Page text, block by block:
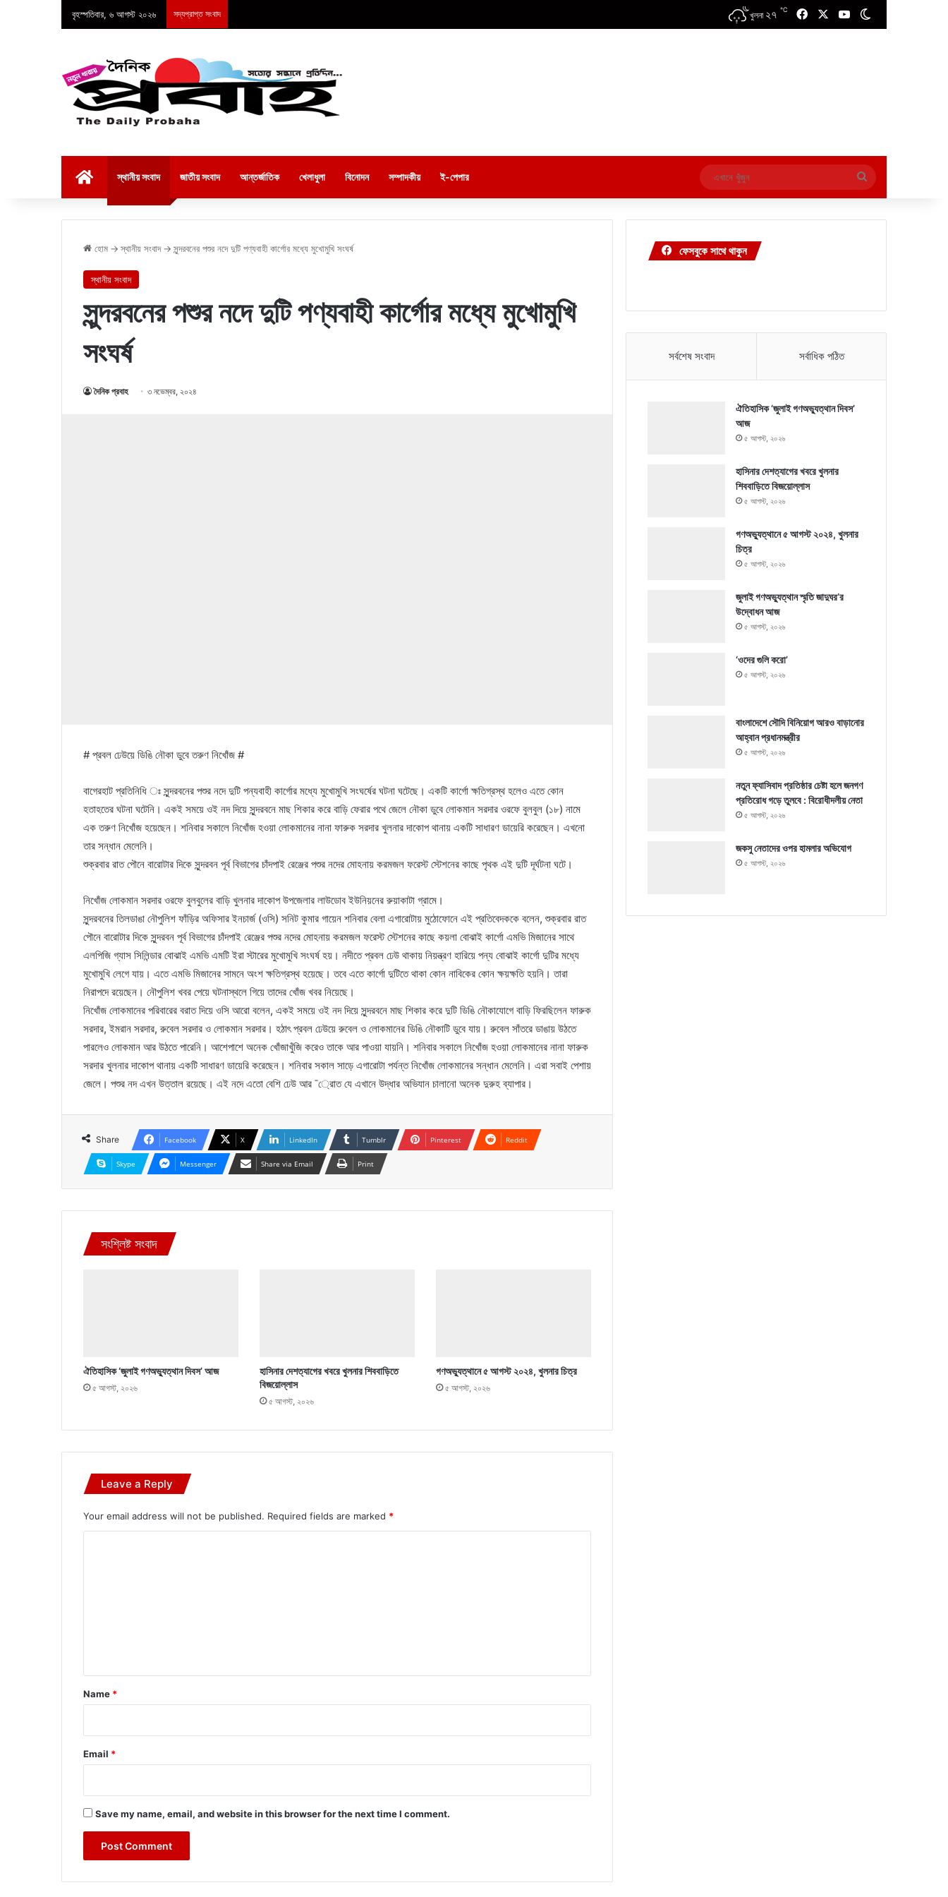
বৃহস্পতিবার, ৬ আগস্ট ২০২৬ সদ্যপ্রাপ্ত সংবাদ খুলনা ২৭ ℃ FacebookYouTube
স্থানীয় সংবাদ জাতীয় সংবাদ আন্তর্জাতিক খেলাধুলা বিনোদন সম্পাদকীয় ই-পেপার
এখানে
খুঁজুন
হোম → স্থানীয় সংবাদ → সুন্দরবনের পশুর নদে দুটি পণ্যবাহী কার্গোর মধ্যে মুখোমুখি সংঘর্ষ
স্থানীয় সংবাদ
সুন্দরবনের পশুর নদে দুটি পণ্যবাহী কার্গোর মধ্যে মুখোমুখি
সংঘর্ষ
দৈনিক প্রবাহ ৩ নভেম্বর, ২০২৪
# প্রবল ঢেউয়ে ডিঙি নৌকা ডুবে তরুণ নিখোঁজ #
বাগেরহাট প্রতিনিধি ঃ সুন্দরবনের পশুর নদে দুটি পন্যবাহী কার্গোর মধ্যে মুখোমুখি সংঘর্ষের ঘটনা ঘটেছে। একটি কার্গো ক্ষতিগ্রস্থ হলেও এতে কোন
হতাহতের ঘটনা ঘটেনি। একই সময়ে ওই নদ দিয়ে সুন্দরবনে মাছ শিকার করে বাড়ি ফেরার পথে জেলে নৌকা ডুবে লোকমান সরদার ওরফে বুলবুল (১৮) নামে
এক তরুণ নিখোঁজ হয়েছেন। শনিবার সকালে নিখোঁজ হওয়া লোকমানের নানা ফারুক সরদার খুলনার দাকোপ থানায় একটি সাধারণ ডায়েরি করেছেন। এখনো
তার সন্ধান মেলেনি।
শুক্রবার রাত পৌনে বারোটার দিকে সুন্দরবন পূর্ব বিভাগের চাঁদপাই রেঞ্জের পশুর নদের মোহনায় করমজল ফরেস্ট স্টেশনের কাছে পৃথক এই দুটি দূর্ঘটনা ঘটে।
নিখোঁজ লোকমান সরদার ওরফে বুলবুলের বাড়ি খুলনার দাকোপ উপজেলার লাউডোব ইউনিয়নের রুয়াকাটা গ্রামে।
সুন্দরবনের তিলডাঙা নৌপুলিশ ফাঁড়ির অফিসার ইনচার্জ (ওসি) সনিট কুমার গায়েন শনিবার বেলা এগারোটায় মুঠোফোনে এই প্রতিবেদককে বলেন, শুক্রবার রাত
পৌনে বারোটার দিকে সুন্দরবন পূর্ব বিভাগের চাঁদপাই রেঞ্জের পশুর নদের মোহনায় করমজল ফরেস্ট স্টেশনের কাছে কয়লা বোঝাই কার্গো এমভি মিজানের সাথে
এলপিজি গ্যাস সিলিন্ডার বোঝাই এমভি এমটি ইরা স্টারের মুখোমুখি সংঘর্ষ হয়। নদীতে প্রবল ঢেউ থাকায় নিয়ন্ত্রণ হারিয়ে পন্য বোঝাই কার্গো দুটির মধ্যে
মুখোমুখি লেগে যায়। এতে এমভি মিজানের সামনে অংশ ক্ষতিগ্রস্থ হয়েছে। তবে এতে কার্গো দুটিতে থাকা কোন নাবিকের কোন ক্ষয়ক্ষতি হয়নি। তারা
নিরাপদে রয়েছেন। নৌপুলিশ খবর পেয়ে ঘটনাস্থলে গিয়ে তাদের খোঁজ খবর নিয়েছে।
নিখোঁজ লোকমানের পরিবারের বরাত দিয়ে ওসি আরো বলেন, একই সময়ে ওই নদ দিয়ে সুন্দরবনে মাছ শিকার করে দুটি ডিঙি নৌকাযোগে বাড়ি ফিরছিলেন ফারুক
সরদার, ইমরান সরদার, রুবেল সরদার ও লোকমান সরদার। হঠাৎ প্রবল ঢেউয়ে রুবেল ও লোকমানের ডিঙি নৌকাটি ডুবে যায়। রুবেল সাঁতরে ডাঙায় উঠতে
পারলেও লোকমান আর উঠতে পারেনি। আশেপাশে অনেক খোঁজাখুঁজি করেও তাকে আর পাওয়া যায়নি। শনিবার সকালে নিখোঁজ হওয়া লোকমানের নানা ফারুক
সরদার খুলনার দাকোপ থানায় একটি সাধারণ ডায়েরি করেছেন। শনিবার সকাল সাড়ে এগারোটা পর্যন্ত নিখোঁজ লোকমানের সন্ধান মেলেনি। এরা সবাই পেশায়
জেলে। পশুর নদ এখন উত্তাল রয়েছে। এই নদে এতো বেশি ঢেউ আর ¯্রােত যে এখানে উদ্ধার অভিযান চালানো অনেক দুরুহ ব্যাপার।
Share Facebook X LinkedIn Tumblr Pinterest Reddit
Skype Messenger Share via Email Print
সংশ্লিষ্ট সংবাদ
ঐতিহাসিক ‘জুলাই গণঅভ্যুত্থান দিবস’ আজ
৫ আগস্ট, ২০২৬
হাসিনার দেশত্যাগের খবরে খুলনার শিববাড়িতে
বিজয়োল্লাস
৫ আগস্ট, ২০২৬
গণঅভ্যুত্থানে ৫ আগস্ট ২০২৪, খুলনার চিত্র
৫ আগস্ট, ২০২৬
Leave a Reply
Your email address will not be published. Required fields are marked *
*
Name *
Email *
Save my name, email, and website in this browser for the next time I comment.
ফেসবুকে সাথে থাকুন
সর্বশেষ সংবাদ সর্বাধিক পঠিত
ঐতিহাসিক ‘জুলাই গণঅভ্যুত্থান দিবস’
আজ
৫ আগস্ট, ২০২৬
হাসিনার দেশত্যাগের খবরে খুলনার
শিববাড়িতে বিজয়োল্লাস
৫ আগস্ট, ২০২৬
গণঅভ্যুত্থানে ৫ আগস্ট ২০২৪, খুলনার
চিত্র
৫ আগস্ট, ২০২৬
জুলাই গণঅভ্যুত্থান স্মৃতি জাদুঘর’র
উদ্বোধন আজ
৫ আগস্ট, ২০২৬
‘ওদের গুলি করো’
৫ আগস্ট, ২০২৬
বাংলাদেশে সৌদি বিনিয়োগ আরও বাড়ানোর
আহ্বান প্রধানমন্ত্রীর
৫ আগস্ট, ২০২৬
নতুন ফ্যাসিবাদ প্রতিষ্ঠার চেষ্টা হলে জনগণ
প্রতিরোধ গড়ে তুলবে : বিরোধীদলীয় নেতা
৫ আগস্ট, ২০২৬
জকসু নেতাদের ওপর হামলার অভিযোগ
৫ আগস্ট, ২০২৬